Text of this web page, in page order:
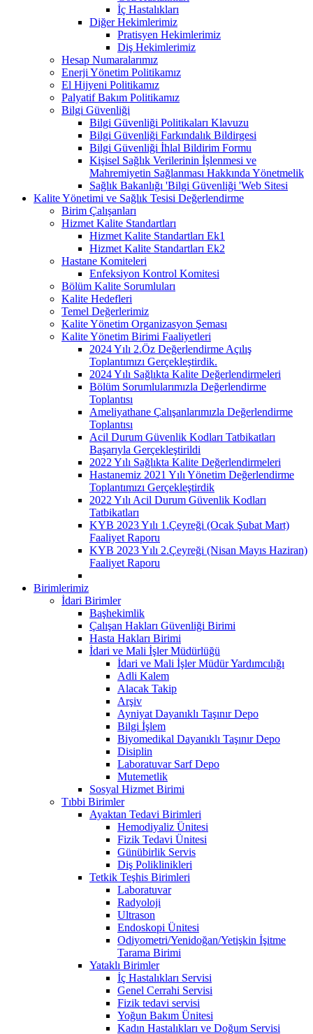
İç Hastalıkları
Diğer Hekimlerimiz
Pratisyen Hekimlerimiz
Diş Hekimlerimiz
Hesap Numaralarımız
Enerji Yönetim Politikamız
El Hijyeni Politikamız
Palyatif Bakım Politikamız
Bilgi Güvenliği
Bilgi Güvenliği Politikaları Klavuzu
Bilgi Güvenliği Farkındalık Bildirgesi
Bilgi Güvenliği İhlal Bildirim Formu
Kişisel Sağlık Verilerinin İşlenmesi ve
Mahremiyetin Sağlanması Hakkında Yönetmelik
Sağlık Bakanlığı 'Bilgi Güvenliği 'Web Sitesi
Kalite Yönetimi ve Sağlık Tesisi Değerlendirme
Birim Çalışanları
Hizmet Kalite Standartları
Hizmet Kalite Standartları Ek1
Hizmet Kalite Standartları Ek2
Hastane Komiteleri
Enfeksiyon Kontrol Komitesi
Bölüm Kalite Sorumluları
Kalite Hedefleri
Temel Değerlerimiz
Kalite Yönetim Organizasyon Şeması
Kalite Yönetim Birimi Faaliyetleri
2024 Yılı 2.Öz Değerlendirme Açılış
Toplantımızı Gerçekleştirdik.
2024 Yılı Sağlıkta Kalite Değerlendirmeleri
Bölüm Sorumlularımızla Değerlendirme
Toplantısı
Ameliyathane Çalışanlarımızla Değerlendirme
Toplantısı
Acil Durum Güvenlik Kodları Tatbikatları
Başarıyla Gerçekleştirildi
2022 Yılı Sağlıkta Kalite Değerlendirmeleri
Hastanemiz 2021 Yılı Yönetim Değerlendirme
Toplantımızı Gerçekleştirdik
2022 Yılı Acil Durum Güvenlik Kodları
Tatbikatları
KYB 2023 Yılı 1.Çeyreği (Ocak Şubat Mart)
Faaliyet Raporu
KYB 2023 Yılı 2.Çeyreği (Nisan Mayıs Haziran)
Faaliyet Raporu
Birimlerimiz
İdari Birimler
Başhekimlik
Çalışan Hakları Güvenliği Birimi
Hasta Hakları Birimi
İdari ve Mali İşler Müdürlüğü
İdari ve Mali İşler Müdür Yardımcılığı
Adli Kalem
Alacak Takip
Arşiv
Ayniyat Dayanıklı Taşınır Depo
Bilgi İşlem
Biyomedikal Dayanıklı Taşınır Depo
Disiplin
Laboratuvar Sarf Depo
Mutemetlik
Sosyal Hizmet Birimi
Tıbbi Birimler
Ayaktan Tedavi Birimleri
Hemodiyaliz Ünitesi
Fizik Tedavi Ünitesi
Günübirlik Servis
Diş Poliklinikleri
Tetkik Teşhis Birimleri
Laboratuvar
Radyoloji
Ultrason
Endoskopi Ünitesi
Odiyometri/Yenidoğan/Yetişkin İşitme
Tarama Birimi
Yataklı Birimler
İç Hastalıkları Servisi
Genel Cerrahi Servisi
Fizik tedavi servisi
Yoğun Bakım Ünitesi
Kadın Hastalıkları ve Doğum Servisi